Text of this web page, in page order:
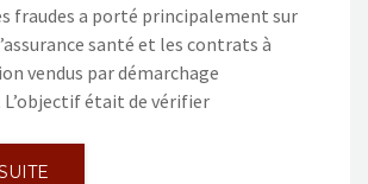
fraudes a porté principalement sur
santé et les contrats à
vendus par démarchage
était de vérifier